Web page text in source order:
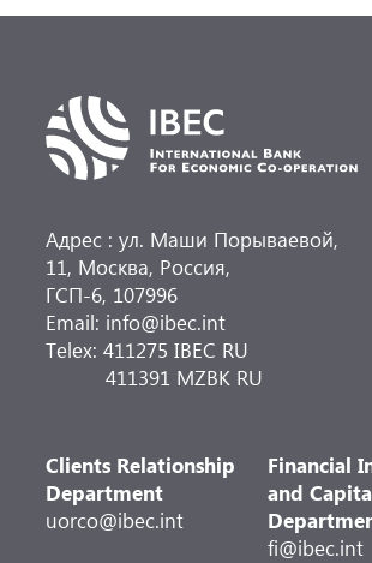
Адрес : ул. Маши Порываевой,
11, Москва, Россия,
ГСП-6, 107996
Email: info@ibec.int
Telex: 411275 IBEC RU
411391 MZBK RU
Clients Relationship
Department
uorco@ibec.int
Financial
and
fi@ibec.int